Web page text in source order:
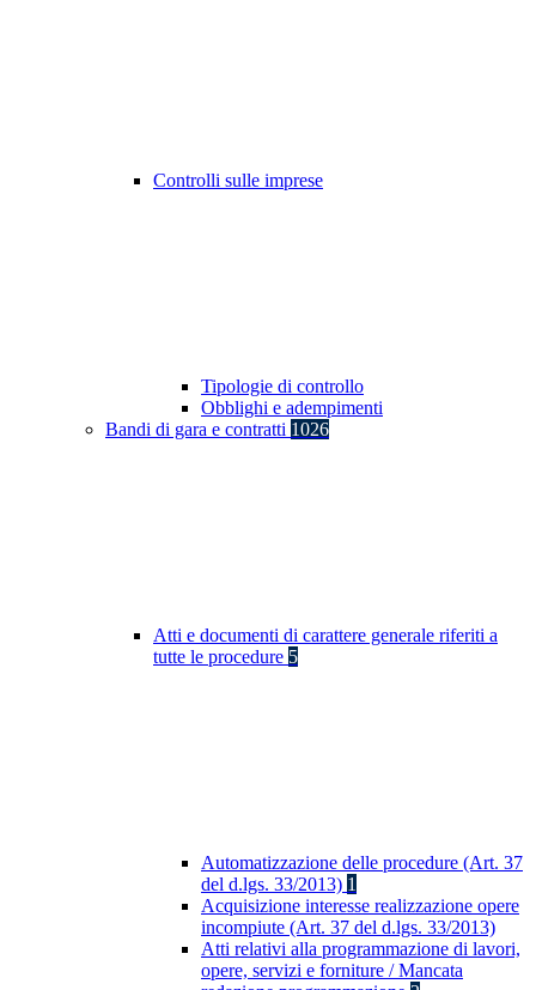
Controlli sulle imprese
Tipologie di controllo
Obblighi e adempimenti
Bandi di gara e contratti 1026
Atti e documenti di carattere generale riferiti a
tutte le procedure 5
Automatizzazione delle procedure (Art. 37
del d.lgs. 33/2013) 1
Acquisizione interesse realizzazione opere
incompiute (Art. 37 del d.lgs. 33/2013)
Atti relativi alla programmazione di lavori,
opere, servizi e forniture / Mancata